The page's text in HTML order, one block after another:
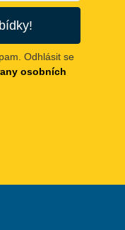
Odhlásit se
osobních